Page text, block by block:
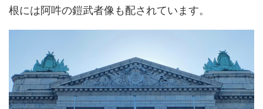
根には阿吽の鎧武者像も配されています。